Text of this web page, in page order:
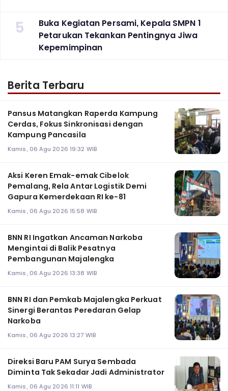
5
Buka Kegiatan Persami, Kepala SMPN 1
Petarukan Tekankan Pentingnya Jiwa
Kepemimpinan
Berita Terbaru
Pansus Matangkan Raperda Kampung
Cerdas, Fokus Sinkronisasi dengan
Kampung Pancasila
Kamis, 06 Agu 2026 19:32 WIB
Aksi Keren Emak-emak Cibelok
Pemalang, Rela Antar Logistik Demi
Gapura Kemerdekaan RI ke-81
Kamis, 06 Agu 2026 15:58 WIB
BNN RI Ingatkan Ancaman Narkoba
Mengintai di Balik Pesatnya
Pembangunan Majalengka
Kamis, 06 Agu 2026 13:38 WIB
BNN RI dan Pemkab Majalengka Perkuat
Sinergi Berantas Peredaran Gelap
Narkoba
Kamis, 06 Agu 2026 13:27 WIB
Direksi Baru PAM Surya Sembada
Diminta Tak Sekadar Jadi Administrator
Kamis, 06 Agu 2026 11:11 WIB